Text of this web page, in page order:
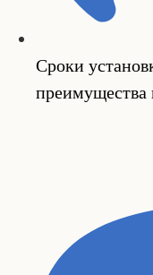
Сроки
преимущества